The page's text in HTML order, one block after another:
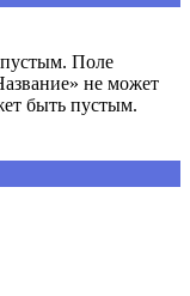
Поле
не может
быть пустым.